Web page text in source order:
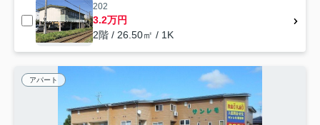
202
3.2万円
2階 / 26.50㎡ / 1K
アパート